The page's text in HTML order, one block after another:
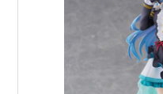
利を手中にしかけたもの
サクラチヨノオーの差
る。その後1年間の骨折
リキャップ、イナリワ